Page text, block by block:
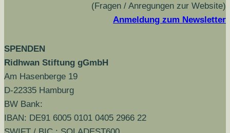
(Fragen / Anregungen zur Website)
Anmeldung zum Newsletter
SPENDEN
Ridhwan Stiftung gGmbH
Am Hasenberge 19
D-22335 Hamburg
BW Bank:
IBAN: DE91 6005 0101 0405 2966 22